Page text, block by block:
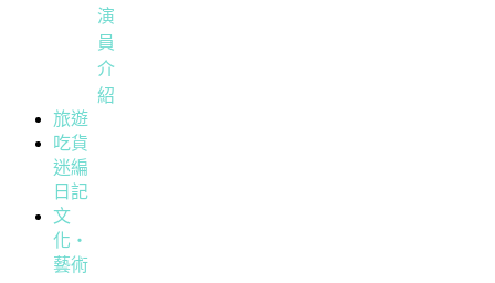
演
員
介
紹
旅遊
吃貨
迷編
日記
文
化・
藝術